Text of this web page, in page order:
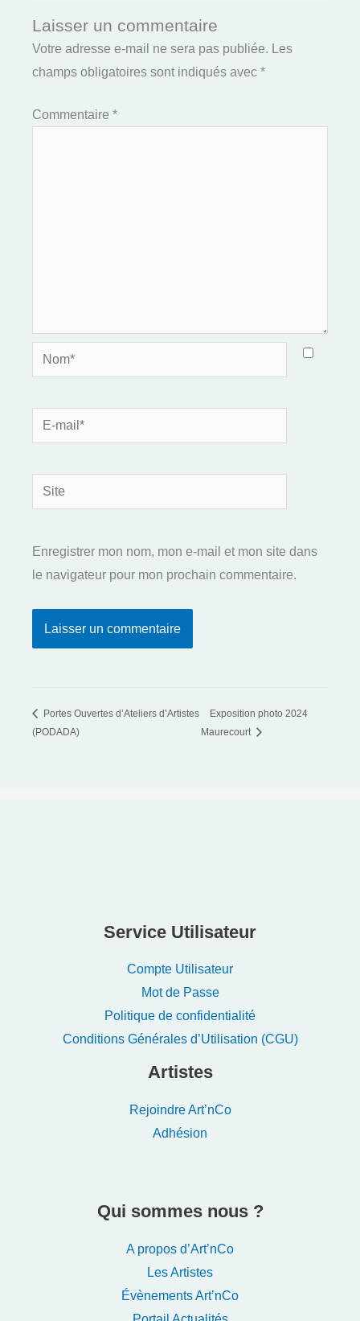
Laisser un commentaire
Votre adresse e-mail ne sera pas publiée. Les
champs obligatoires sont indiqués avec *
Commentaire *
Nom*
E-
mail*
Site
Enregistrer mon nom, mon e-mail et mon site dans
le navigateur pour mon prochain commentaire.
Portes Ouvertes d’Ateliers d’Artistes
(PODADA)
Exposition photo 2024
Maurecourt
Service Utilisateur
Compte Utilisateur
Mot de Passe
Politique de confidentialité
Conditions Générales d’Utilisation (CGU)
Artistes
Rejoindre Art’nCo
Adhésion
Qui sommes nous ?
A propos d’Art’nCo
Les Artistes
Évènements Art’nCo